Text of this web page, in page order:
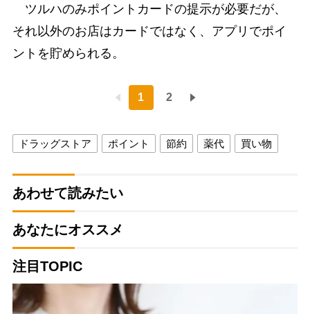
ツルハのみポイントカードの提示が必要だが、
それ以外のお店はカードではなく、アプリでポイ
ントを貯められる。
1 2
ドラッグストア ポイント 節約 薬代 買い物
あわせて読みたい
あなたにオススメ
注目TOPIC